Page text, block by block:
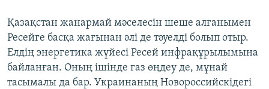
Қазақстан жанармай мәселесін шеше алғанымен
Ресейге басқа жағынан әлі де тәуелді болып отыр.
Елдің энергетика жүйесі Ресей инфрақұрылымына
байланған. Оның ішінде газ өңдеу де, мұнай
тасымалы да бар. Украинаның Новороссийскідегі